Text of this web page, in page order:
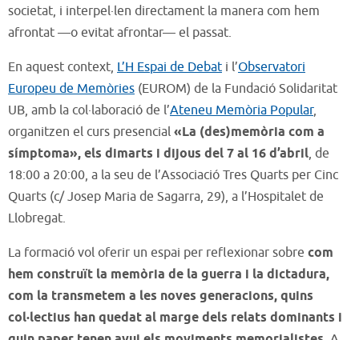
societat, i interpel·len directament la manera com hem
afrontat —o evitat afrontar— el passat.
En aquest context, L’H Espai de Debat i l’Observatori
Europeu de Memòries (EUROM) de la Fundació Solidaritat
UB, amb la col·laboració de l’Ateneu Memòria Popular,
organitzen el curs presencial «La (des)memòria com a
símptoma», els dimarts i dijous del 7 al 16 d’abril, de
18:00 a 20:00, a la seu de l’Associació Tres Quarts per Cinc
Quarts (c/ Josep Maria de Sagarra, 29), a l’Hospitalet de
Llobregat.
La formació vol oferir un espai per reflexionar sobre com
hem construït la memòria de la guerra i la dictadura,
com la transmetem a les noves generacions, quins
col·lectius han quedat al marge dels relats dominants i